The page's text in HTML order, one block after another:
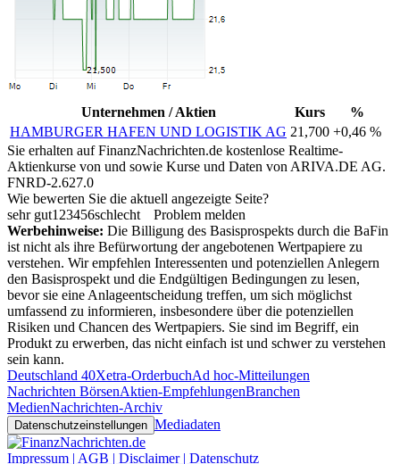
Unternehmen / Aktien Kurs
%
HAMBURGER HAFEN UND LOGISTIK AG 21,700 +0,46 %
Sie erhalten auf FinanzNachrichten.de kostenlose Realtime-
Aktienkurse von und sowie Kurse und Daten von ARIVA.DE AG.
FNRD-2.627.0
Wie bewerten Sie die aktuell angezeigte Seite?
sehr gut1 23456schlecht
Problem melden
Werbehinweise: Die Billigung des Basisprospekts durch die BaFin
ist nicht als ihre Befürwortung der angebotenen Wertpapiere zu
verstehen. Wir empfehlen Interessenten und potenziellen Anlegern
den Basisprospekt und die Endgültigen Bedingungen zu lesen,
bevor sie eine Anlageentscheidung treffen, um sich möglichst
umfassend zu informieren, insbesondere über die potenziellen
Risiken und Chancen des Wertpapiers. Sie sind im Begriff, ein
Produkt zu erwerben, das nicht einfach ist und schwer zu verstehen
sein kann.
Deutschland 40Xetra-OrderbuchAd hoc-Mitteilungen
Nachrichten BörsenAktien-EmpfehlungenBranchen
MedienNachrichten-Archiv
Datenschutzeinstellungen Mediadaten
Impressum | AGB | Disclaimer | Datenschutz